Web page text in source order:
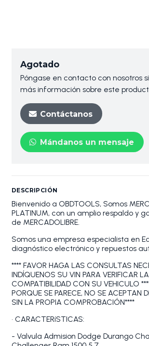
Agotado
Póngase en contacto con nosotros
más información sobre este
Contáctanos
Mándanos un mensaje
DESCRIPCIÓN
Bienvenido a OBDTOOLS, Somos
PLATINUM, con un amplio respaldo y
de MERCADOLIBRE.
Somos una empresa especialista en
diagnóstico electrónico y repuestos
**** FAVOR HAGA LAS CONSULTAS
INDÍQUENOS SU VIN PARA VERIFICAR LA
COMPATIBILIDAD CON SU VEHICULO
PORQUE SE PARECE, NO SE ACEPTAN
SIN LA PROPIA COMPROBACIÓN****
• CARACTERíSTICAS:
- Valvula Admision Dodge Durango